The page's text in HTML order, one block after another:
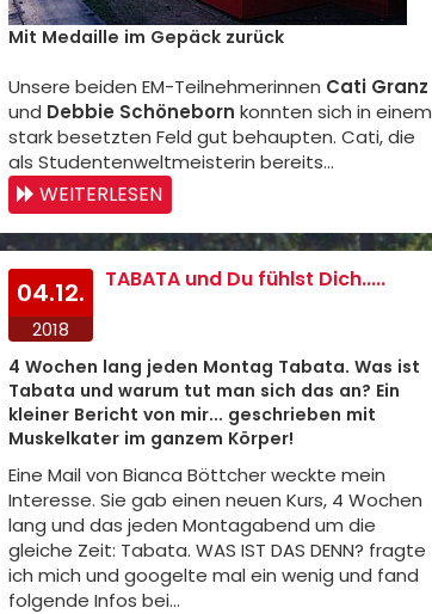
Mit Medaille im Gepäck zurück
Unsere beiden EM-Teilnehmerinnen Cati Granz
und Debbie Schöneborn konnten sich in einem
stark besetzten Feld gut behaupten. Cati, die
als Studentenweltmeisterin bereits…
WEITERLESEN
04.12.
2018
TABATA und Du fühlst Dich.....
4 Wochen lang jeden Montag Tabata. Was ist
Tabata und warum tut man sich das an? Ein
kleiner Bericht von mir... geschrieben mit
Muskelkater im ganzem Körper!
Eine Mail von Bianca Böttcher weckte mein
Interesse. Sie gab einen neuen Kurs, 4 Wochen
lang und das jeden Montagabend um die
gleiche Zeit: Tabata. WAS IST DAS DENN? fragte
ich mich und googelte mal ein wenig und fand
folgende Infos bei…